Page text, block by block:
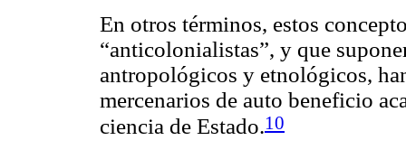
En otros términos, estos
“anticolonialistas”, y que
antropológicos y etnológicos,
mercenarios de auto beneficio
ciencia de Estado.10